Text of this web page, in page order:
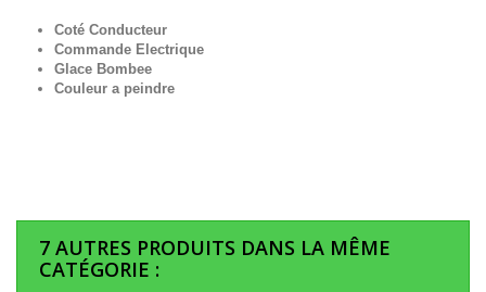
Coté Conducteur
Commande Electrique
Glace Bombee
Couleur a peindre
7 AUTRES PRODUITS DANS LA MÊME
CATÉGORIE :